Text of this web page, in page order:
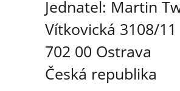
Jednatel: Martin
Vítkovická 3108/11
702 00 Ostrava
Česká republika